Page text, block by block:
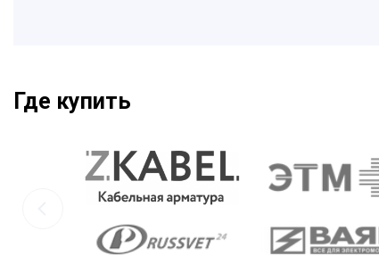
Где купить